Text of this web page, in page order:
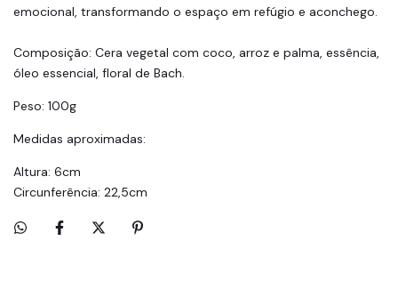
emocional, transformando o espaço em refúgio e aconchego.
Composição: Cera vegetal com coco, arroz e palma, essência,
óleo essencial, floral de Bach.
Peso: 100g
Medidas aproximadas:
Altura: 6cm
Circunferência: 22,5cm